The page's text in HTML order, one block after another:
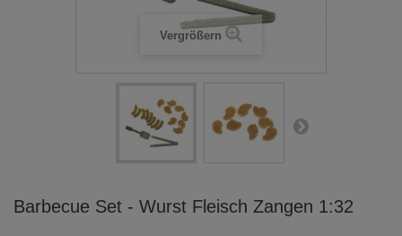
Vergrößern
Barbecue Set - Wurst Fleisch Zangen 1:32